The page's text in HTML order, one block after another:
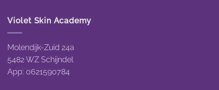
Violet Skin Academy
Molendijk-Zuid 24a
5482 WZ Schijndel
App: 0621590784